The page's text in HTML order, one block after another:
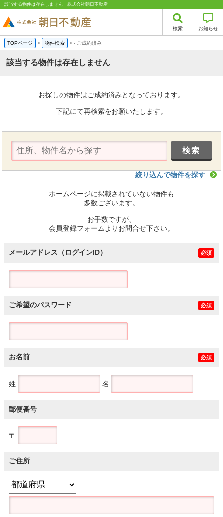
該当する物件は存在しません｜株式会社朝日不動産
検索 お知らせ
TOPページ > 物件検索 >- ご成約済み
該当する物件は存在しません
お探しの物件はご成約済みとなっております。
下記にて再検索をお願いたします。
絞り込んで物件を探す
ホームページに掲載されていない物件も
多数ございます。
お手数ですが、
会員登録フォームよりお問合せ下さい。
メールアドレス（ログインID） 必須
ご希望のパスワード 必須
お名前 必須
姓 名
郵便番号
〒
ご住所